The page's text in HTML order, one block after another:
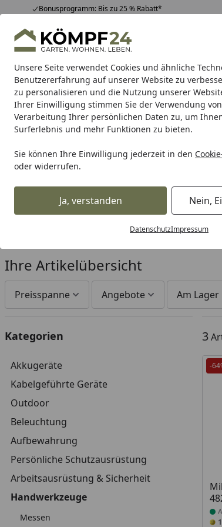
Unsere Seite verwendet Cookies und ähnliche
Benutzererfahrung auf unserer Website zu
zu personalisieren und die Nutzung unserer
Ihrer Einwilligung stimmen Sie der Verwendung
Verarbeitung Ihrer persönlichen Daten zu, um
Surferlebnis und mehr Funktionen zu bieten.
Sie können Ihre Einwilligung jederzeit in den
oder widerrufen.
Ja, verstanden Nein,
DatenschutzImpressum
Bonusprogramm: Bis zu 25 % Rabatt*
Hotline07051 / 9 22 22
Mo-Fr. 8-16 Uhr 25.964 Bewertungen
Alle Produkte
Alle ProdukteHighlights Tipps & Tricks
Milwaukee Akkugeräte Kabelgeführte
Karibu Pools
Dein Traumpool im
Startseite
Milwaukee Handwerkzeuge Sägen & Trennen
Milwaukee Kabelscheren
Ihre Artikelübersicht
Preisspanne Angebote Am Lager
Kategorien
Akkugeräte
Kabelgeführte Geräte
Outdoor
Beleuchtung
Aufbewahrung
Persönliche Schutzausrüstung
Arbeitsausrüstung & Sicherheit
Handwerkzeuge
Messen
3
-